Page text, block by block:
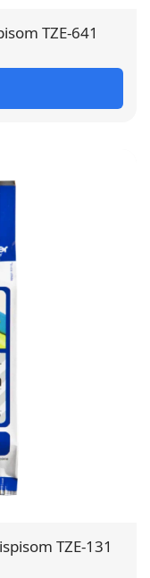
TZE-641
TZE-131